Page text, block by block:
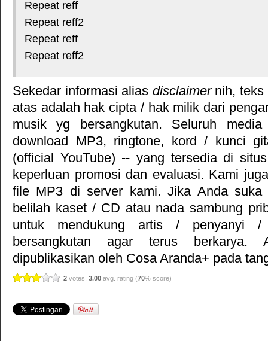
Repeat reff
Repeat reff2
Repeat reff
Repeat reff2
Sekedar informasi alias disclaimernih, teks
atas adalah hak cipta / hak milik dari
musik yg bersangkutan. Seluruh
download MP3, ringtone, kord / kunci
(official YouTube) -- yang tersedia di
keperluan promosi dan evaluasi. Kami
file MP3 di server kami. Jika Anda
belilah kaset / CD atau nada sambung
untuk mendukung artis / penyanyi
bersangkutan agar terus berkarya.
dipublikasikan oleh Cosa Aranda+ pada
2 votes, 3.00 avg. rating (70% score)